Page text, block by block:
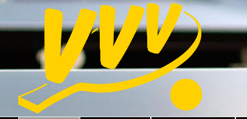
Nieuws
Over VVV
Lidmaatschap